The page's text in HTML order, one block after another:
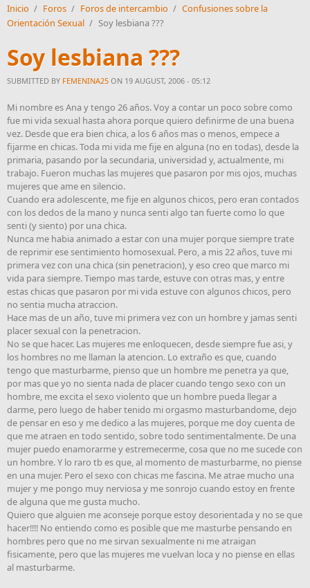
Inicio / Foros / Foros de intercambio / Confusiones sobre la
Orientación Sexual / Soy lesbiana ???
Soy lesbiana ???
SUBMITTED BY FEMENINA25 ON 19 AUGUST, 2006 - 05:12
Mi nombre es Ana y tengo 26 años. Voy a contar un poco sobre como
fue mi vida sexual hasta ahora porque quiero definirme de una buena
vez. Desde que era bien chica, a los 6 años mas o menos, empece a
fijarme en chicas. Toda mi vida me fije en alguna (no en todas), desde la
primaria, pasando por la secundaria, universidad y, actualmente, mi
trabajo. Fueron muchas las mujeres que pasaron por mis ojos, muchas
mujeres que ame en silencio.
Cuando era adolescente, me fije en algunos chicos, pero eran contados
con los dedos de la mano y nunca senti algo tan fuerte como lo que
senti (y siento) por una chica.
Nunca me habia animado a estar con una mujer porque siempre trate
de reprimir ese sentimiento homosexual. Pero, a mis 22 años, tuve mi
primera vez con una chica (sin penetracion), y eso creo que marco mi
vida para siempre. Tiempo mas tarde, estuve con otras mas, y entre
estas chicas que pasaron por mi vida estuve con algunos chicos, pero
no sentia mucha atraccion.
Hace mas de un año, tuve mi primera vez con un hombre y jamas senti
placer sexual con la penetracion.
No se que hacer. Las mujeres me enloquecen, desde siempre fue asi, y
los hombres no me llaman la atencion. Lo extraño es que, cuando
tengo que masturbarme, pienso que un hombre me penetra ya que,
por mas que yo no sienta nada de placer cuando tengo sexo con un
hombre, me excita el sexo violento que un hombre pueda llegar a
darme, pero luego de haber tenido mi orgasmo masturbandome, dejo
de pensar en eso y me dedico a las mujeres, porque me doy cuenta de
que me atraen en todo sentido, sobre todo sentimentalmente. De una
mujer puedo enamorarme y estremecerme, cosa que no me sucede con
un hombre. Y lo raro tb es que, al momento de masturbarme, no piense
en una mujer. Pero el sexo con chicas me fascina. Me atrae mucho una
mujer y me pongo muy nerviosa y me sonrojo cuando estoy en frente
de alguna que me gusta mucho.
Quiero que alguien me aconseje porque estoy desorientada y no se que
hacer!!!! No entiendo como es posible que me masturbe pensando en
hombres pero que no me sirvan sexualmente ni me atraigan
fisicamente, pero que las mujeres me vuelvan loca y no piense en ellas
al masturbarme.